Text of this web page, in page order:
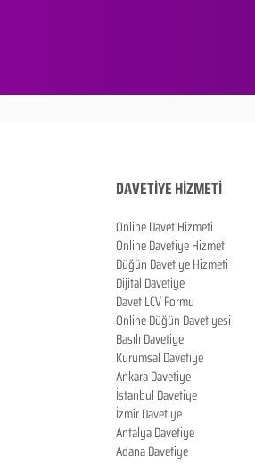
DAVETİYE HİZMETİ
Online Davet Hizmeti
Online Davetiye Hizmeti
Düğün Davetiye Hizmeti
Dijital Davetiye
Davet LCV Formu
Online Düğün Davetiyesi
Basılı Davetiye
Kurumsal Davetiye
Ankara Davetiye
İstanbul Davetiye
İzmir Davetiye
Antalya Davetiye
Adana Davetiye